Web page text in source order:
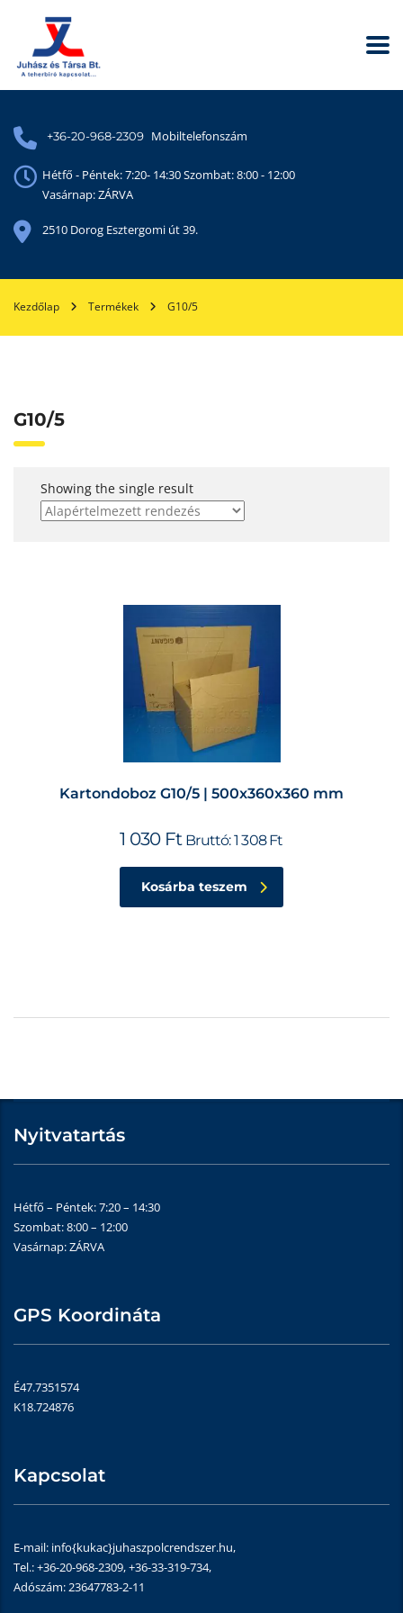
+36-20-968-2309 Mobiltelefonszám
Hétfő - Péntek: 7:20- 14:30 Szombat: 8:00 - 12:00
Vasárnap: ZÁRVA
2510 Dorog Esztergomi út 39.
Kezdőlap Termékek G10/5
G10/5
Showing the single result
Kartondoboz G10/5 | 500x360x360 mm
1 030 Ft Bruttó:1 308Ft
Kosárba teszem
Nyitvatartás
Hétfő – Péntek: 7:20 – 14:30
Szombat: 8:00 – 12:00
Vasárnap: ZÁRVA
GPS Koordináta
É47.7351574
K18.724876
Kapcsolat
E-mail: info{kukac}juhaszpolcrendszer.hu,
Tel.: +36-20-968-2309, +36-33-319-734,
Adószám: 23647783-2-11